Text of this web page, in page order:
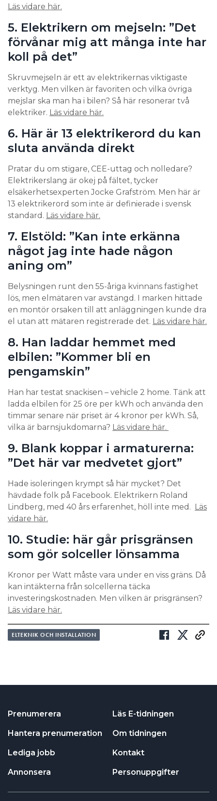
Läs vidare här.
5. Elektrikern om mejseln: ”Det
förvånar mig att många inte har
koll på det”
Skruvmejseln är ett av elektrikernas viktigaste
verktyg. Men vilken är favoriten och vilka övriga
mejslar ska man ha i bilen? Så här resonerar två
elektriker. Läs vidare här.
6. Här är 13 elektrikerord du kan
sluta använda direkt
Pratar du om stigare, CEE-uttag och nolledare?
Elektrikerslang är okej på fältet, tycker
elsäkerhetsexperten Jocke Grafström. Men här är
13 elektrikerord som inte är definierade i svensk
standard. Läs vidare här.
7. Elstöld: ”Kan inte erkänna
något jag inte hade någon
aning om”
Belysningen runt den 55-åriga kvinnans fastighet
lös, men elmätaren var avstängd. I marken hittade
en montör orsaken till att anläggningen kunde dra
el utan att mätaren registrerade det. Läs vidare här.
8. Han laddar hemmet med
elbilen: ”Kommer bli en
pengamskin”
Han har testat snackisen – vehicle 2 home. Tänk att
ladda elbilen för 25 öre per kWh och använda den
timmar senare när priset är 4 kronor per kWh. Så,
vilka är barnsjukdomarna? Läs vidare här.
9. Blank koppar i armaturerna:
”Det här var medvetet gjort”
Hade isoleringen krympt så här mycket? Det
hävdade folk på Facebook. Elektrikern Roland
Lindberg, med 40 års erfarenhet, höll inte med. Läs
vidare här.
10. Studie: här går prisgränsen
som gör solceller lönsamma
Kronor per Watt måste vara under en viss gräns. Då
kan intäkterna från solcellerna täcka
investeringskostnaden. Men vilken är prisgränsen?
Läs vidare här.
ELTEKNIK OCH INSTALLATION
Prenumerera
Hantera prenumeration
Lediga jobb
Annonsera
Läs E-tidningen
Om tidningen
Kontakt
Personuppgifter